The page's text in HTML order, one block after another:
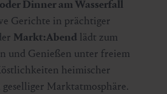
Dinner am Wasserfall
Gerichte in prächtiger
Markt:Abend lädt zum
und Genießen unter freiem
heimischer
Marktatmosphäre.